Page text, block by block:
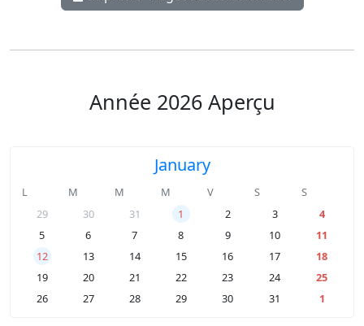
Année 2026 Aperçu
January
L M M M V S
S
29
30 31 1 2 3
4
5
6 7 8 9 10
11
12
13 14 15 16 17
18
19
20 21 22 23 24
25
26
27 28 29 30 31 1